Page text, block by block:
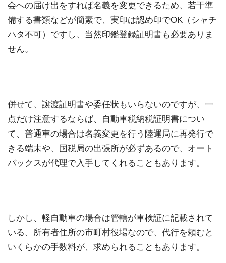
会への届け出をすれば名義を変更できるため、若干準
備する書類などが簡素で、実印は認め印でOK（シャチ
ハタ不可）ですし、当然印鑑登録証明書も必要ありま
せん。
併せて、譲渡証明書や委任状もいらないのですが、一
点だけ注意するならば、自動車税納税証明書につい
て、普通車の場合は名義変更を行う陸運局に再発行で
きる端末や、国税局の出張所が必ずあるので、オート
バックスが代理で入手してくれることもあります。
しかし、軽自動車の場合は管轄が車検証に記載されて
いる、所有者住所の市町村役場なので、代行を頼むと
いくらかの手数料が、求められることもあります。